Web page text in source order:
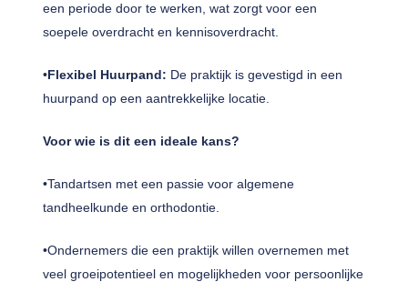
een periode door te werken, wat zorgt voor een
soepele overdracht en kennisoverdracht.
•Flexibel Huurpand: De praktijk is gevestigd in een
huurpand op een aantrekkelijke locatie.
Voor wie is dit een ideale kans?
•Tandartsen met een passie voor algemene
tandheelkunde en orthodontie.
•Ondernemers die een praktijk willen overnemen met
veel groeipotentieel en mogelijkheden voor persoonlijke